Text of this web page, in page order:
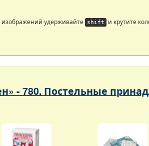
удерживайте shift и крутите
- 780. Постельные